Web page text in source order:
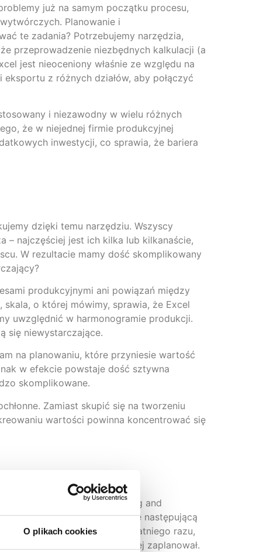
O plikach cookies
już na samym początku procesu,
Planowanie i
te zadania? Potrzebujemy narzędzia,
przeprowadzenie niezbędnych kalkulacji (a
jest nieoceniony właśnie ze względu na
z różnych działów, aby połączyć
i niezawodny w wielu różnych
że w niejednej firmie produkcyjnej
inwestycji, co sprawia, że bariera
dzięki temu narzędziu. Wszyscy
– najczęściej jest ich kilka lub kilkanaście,
W rezultacie mamy dość skomplikowany
produkcyjnymi ani powiązań między
o której mówimy, sprawia, że Excel
uwzględnić w harmonogramie produkcji.
się niewystarczające.
na planowaniu, które przyniesie wartość
w efekcie powstaje dość sztywna
skomplikowane.
Zamiast skupić się na tworzeniu
wartości powinna koncentrować się
(Advanced Planning and
produkcji. Wyobraźmy sobie następującą
na hali produkcyjnej od ostatniego razu,
stan tych, które już wcześniej zaplanował.